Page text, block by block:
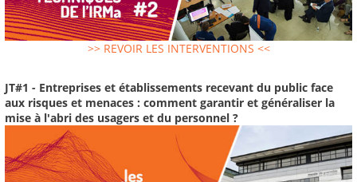
>> REVOIR LES INTERVENTIONS <<
JT#1 - Entreprises et établissements recevant du public face
aux risques et menaces : comment garantir et généraliser la
mise à l'abri des usagers et du personnel ?